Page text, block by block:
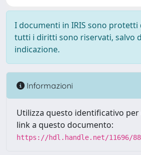
I documenti in IRIS sono protetti
tutti i diritti sono riservati, salvo
indicazione.
Informazioni
Utilizza questo identificativo
link a questo documento:
https://hdl.handle.net/11696/